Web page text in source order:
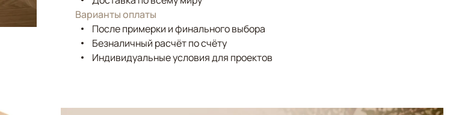
Варианты оплаты
После примерки и финального выбора
Безналичный расчёт по счёту
Индивидуальные условия для проектов